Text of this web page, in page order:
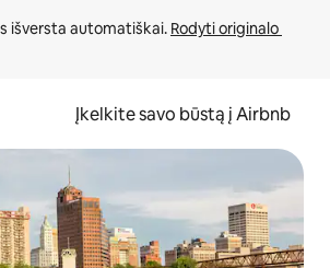
išversta automatiškai. Rodyti originalo
Įkelkite savo būstą į Airbnb